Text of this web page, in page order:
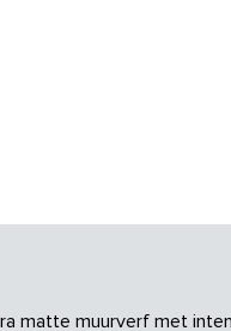
matte muurverf met